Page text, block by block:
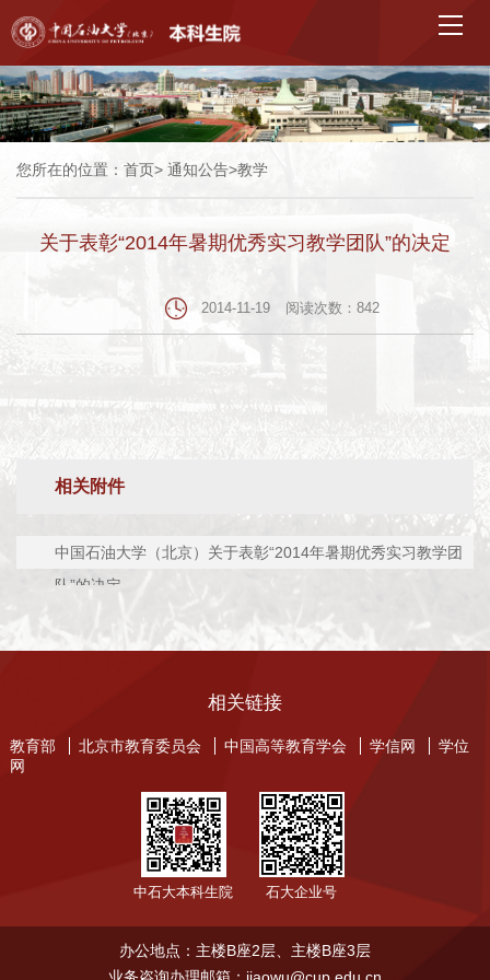
您所在的位置： 首页> 通知公告>教学
关于表彰“2014年暑期优秀实习教学团队”的决定
2014-11-19 阅读次数： 842
相关附件
中国石油大学（北京）关于表彰“2014年暑期优秀实习教学团
队”的决定
相关链接
教育部 北京市教育委员会 中国高等教育学会 学信网
学位
网
中石大本科生院 石大企业号
办公地点：主楼B座2层、主楼B座3层